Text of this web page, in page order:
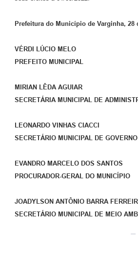
Prefeitura do Município de Varginha, 28
VÉRDI LÚCIO MELO
PREFEITO MUNICIPAL
MIRIAN LÊDA AGUIAR
SECRETÁRIA MUNICIPAL DE
LEONARDO VINHAS CIACCI
SECRETÁRIO MUNICIPAL DE GOVERNO
EVANDRO MARCELO DOS SANTOS
PROCURADOR-GERAL DO MUNICÍPIO
JOADYLSON ANTÔNIO BARRA
SECRETÁRIO MUNICIPAL DE MEIO